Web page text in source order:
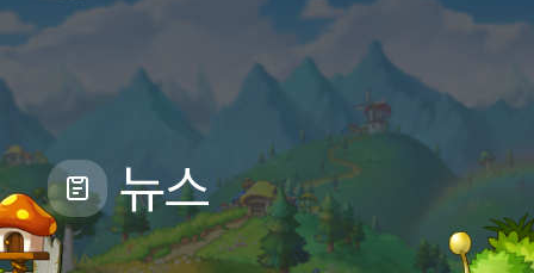
공지사항
업데이트
캐시샵 공지
메이플 알림판
with maple
게임정보
직업소개
확률형 아이템
NEXON NOW
뉴스